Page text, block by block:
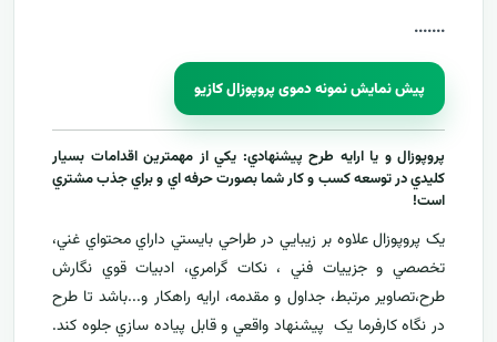
...
....
پیش نمایش نمونه دموی پروپوزال کازیو
پروپوزال و يا ارايه طرح پيشنهادي: يکي از مهمترين اقدامات بسيار
کليدي در توسعه کسب و کار شما بصورت حرفه اي و براي جذب مشتري
است!
يک پروپوزال علاوه بر زيبايي در طراحي بايستي داراي محتواي غني،
تخصصي و جزييات فني ، نکات گرامري، ادبيات قوي نگارش
طرح،تصاوير مرتبط، جداول و مقدمه، ارایه راهکار و...باشد تا طرح
در نگاه کارفرما يک پيشنهاد واقعي و قابل پياده سازي جلوه کند.